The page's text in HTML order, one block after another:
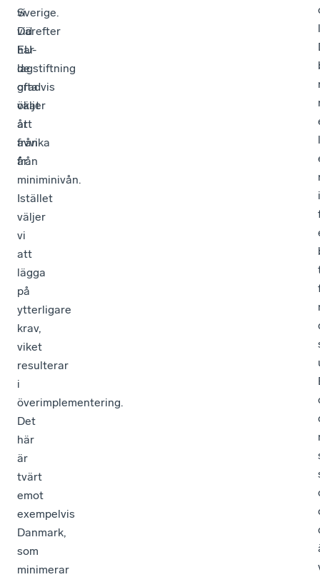
Sverige.
Därefter
har
de
gradvis
ökat
år
från
år.
vi
vid
EU-
lagstiftning
ofta
väljer
att
avvika
från
miniminivån.
Istället
väljer
vi
att
lägga
på
ytterligare
krav,
viket
resulterar
i
överimplementering.
Det
här
är
tvärt
emot
exempelvis
Danmark,
som
minimerar